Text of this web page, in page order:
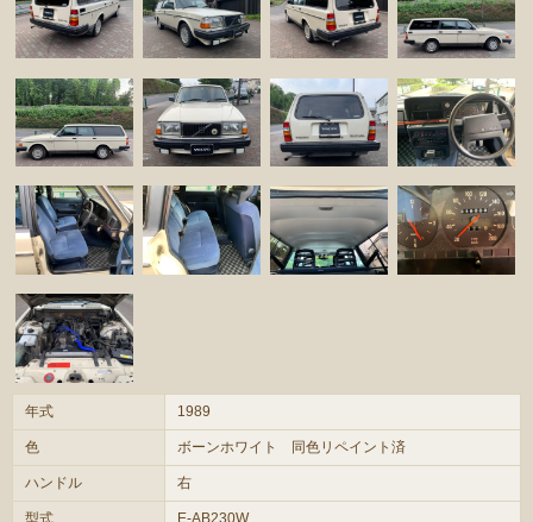
年式 1989
色 ボーンホワイト 同色リペイント済
ハンドル 右
型式 E-AB230W